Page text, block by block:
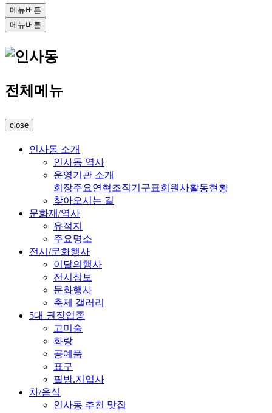
메뉴버튼
메뉴버튼
전체메뉴
close
인사동 소개
인사동 역사
운영기관 소개
회장주요연혁조직기구표회원사활동현황
찾아오시는 길
문화재/역사
유적지
주요명소
전시/문화행사
이달의행사
전시정보
문화행사
축제 갤러리
5대 권장업종
고미술
화랑
공예품
표구
필방.지업사
차/음식
인사동 추천 맛집